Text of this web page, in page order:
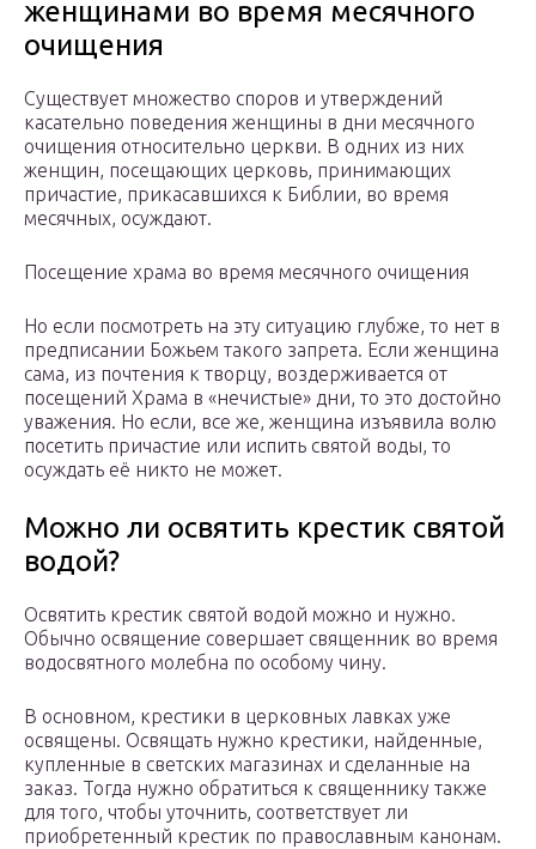
женщинами во время месячного
очищения
Существует множество споров и утверждений
касательно поведения женщины в дни месячного
очищения относительно церкви. В одних из них
женщин, посещающих церковь, принимающих
причастие, прикасавшихся к Библии, во время
месячных, осуждают.
Посещение храма во время месячного очищения
Но если посмотреть на эту ситуацию глубже, то нет в
предписании Божьем такого запрета. Если женщина
сама, из почтения к творцу, воздерживается от
посещений Храма в «нечистые» дни, то это достойно
уважения. Но если, все же, женщина изъявила волю
посетить причастие или испить святой воды, то
осуждать её никто не может.
Можно ли освятить крестик святой
водой?
Освятить крестик святой водой можно и нужно.
Обычно освящение совершает священник во время
водосвятного молебна по особому чину.
В основном, крестики в церковных лавках уже
освящены. Освящать нужно крестики, найденные,
купленные в светских магазинах и сделанные на
заказ. Тогда нужно обратиться к священнику также
для того, чтобы уточнить, соответствует ли
приобретенный крестик по православным канонам.